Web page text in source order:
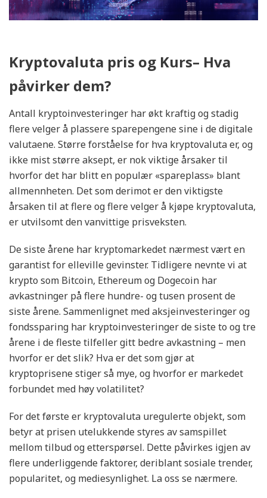
Kryptovaluta pris og Kurs– Hva
påvirker dem?
Antall kryptoinvesteringer har økt kraftig og stadig
flere velger å plassere sparepengene sine i de digitale
valutaene. Større forståelse for hva kryptovaluta er, og
ikke mist større aksept, er nok viktige årsaker til
hvorfor det har blitt en populær «spareplass» blant
allmennheten. Det som derimot er den viktigste
årsaken til at flere og flere velger å kjøpe kryptovaluta,
er utvilsomt den vanvittige prisveksten.
De siste årene har kryptomarkedet nærmest vært en
garantist for elleville gevinster. Tidligere nevnte vi at
krypto som Bitcoin, Ethereum og Dogecoin har
avkastninger på flere hundre- og tusen prosent de
siste årene. Sammenlignet med aksjeinvesteringer og
fondssparing har kryptoinvesteringer de siste to og tre
årene i de fleste tilfeller gitt bedre avkastning – men
hvorfor er det slik? Hva er det som gjør at
kryptoprisene stiger så mye, og hvorfor er markedet
forbundet med høy volatilitet?
For det første er kryptovaluta uregulerte objekt, som
betyr at prisen utelukkende styres av samspillet
mellom tilbud og etterspørsel. Dette påvirkes igjen av
flere underliggende faktorer, deriblant sosiale trender,
popularitet, og mediesynlighet. La oss se nærmere.